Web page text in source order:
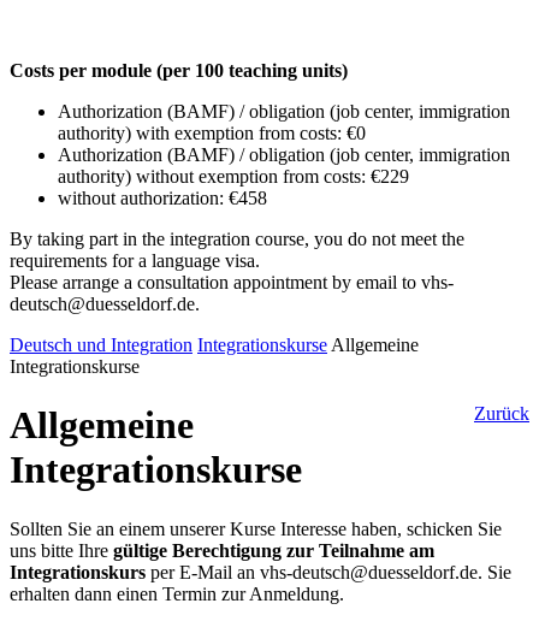
Costs per module (per 100 teaching units)
Authorization (BAMF) / obligation (job center, immigration
authority) with exemption from costs: €0
Authorization (BAMF) / obligation (job center, immigration
authority) without exemption from costs: €229
without authorization: €458
By taking part in the integration course, you do not meet the
requirements for a language visa.
Please arrange a consultation appointment by email to vhs-
deutsch@duesseldorf.de.
Deutsch und Integration Integrationskurse Allgemeine
Integrationskurse
Zurück
Allgemeine
Integrationskurse
Sollten Sie an einem unserer Kurse Interesse haben, schicken Sie
uns bitte Ihre gültige Berechtigung zur Teilnahme am
Integrationskurs per E-Mail an vhs-deutsch@duesseldorf.de. Sie
erhalten dann einen Termin zur Anmeldung.